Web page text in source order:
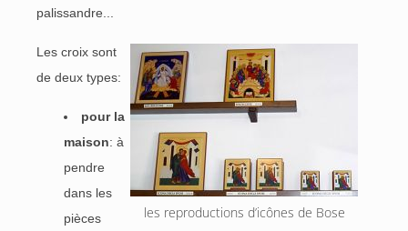
palissandre...
les reproductions d’icônes de Bose
Les croix sont
de deux types:
pour la
maison: à
pendre
dans les
pièces